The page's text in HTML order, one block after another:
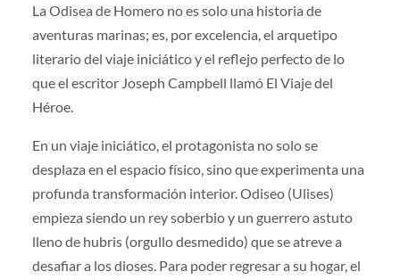
La Odisea de Homero no es solo una historia de
aventuras marinas; es, por excelencia, el arquetipo
literario del viaje iniciático y el reflejo perfecto de lo
que el escritor Joseph Campbell llamó El Viaje del
Héroe.
En un viaje iniciático, el protagonista no solo se
desplaza en el espacio físico, sino que experimenta una
profunda transformación interior. Odiseo (Ulises)
empieza siendo un rey soberbio y un guerrero astuto
lleno de hubris (orgullo desmedido) que se atreve a
desafiar a los dioses. Para poder regresar a su hogar, el